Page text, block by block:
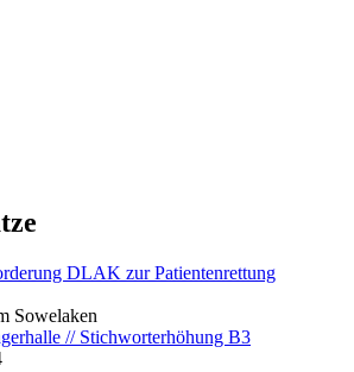
DLAK zur Patientenrettung
Sowelaken
// Stichworterhöhung B3